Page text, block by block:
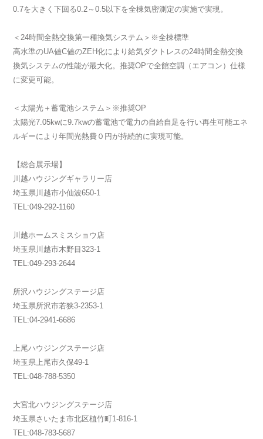
0.7を大きく下回る0.2～0.5以下を全棟気密測定の実施で実現。
＜24時間全熱交換第一種換気システム＞※全棟標準
高水準のUA値C値のZEH化により給気ダクトレスの24時間全熱交換
換気システムの性能が最大化。推奨OPで全館空調（エアコン）仕様
に変更可能。
＜太陽光＋蓄電池システム＞※推奨OP
太陽光7.05kwに9.7kwの蓄電池で電力の自給自足を行い再生可能エネ
ルギーにより年間光熱費０円が持続的に実現可能。
【総合展示場】
川越ハウジングギャラリー店
埼玉県川越市小仙波650-1
TEL:049-292-1160
川越ホームスミスショウ店
埼玉県川越市木野目323-1
TEL:049-293-2644
所沢ハウジングステージ店
埼玉県所沢市若狭3-2353-1
TEL:04-2941-6686
上尾ハウジングステージ店
埼玉県上尾市久保49-1
TEL:048-788-5350
大宮北ハウジングステージ店
埼玉県さいたま市北区植竹町1-816-1
TEL:048-783-5687